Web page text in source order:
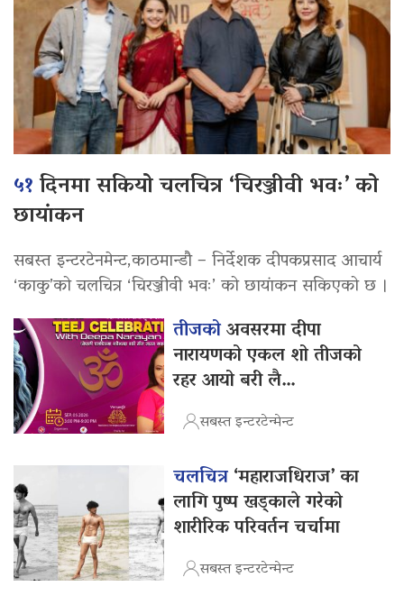
५१दिनमा सकियो चलचित्र ‘चिरञ्जीवी भवः’ को
छायांकन
सबस्त इन्टरटेनमेन्ट,काठमान्डौ – निर्देशक दीपकप्रसाद आचार्य
‘काकु’को चलचित्र ‘चिरञ्जीवी भवः’ को छायांकन सकिएको छ ।
तीजकोअवसरमा दीपा
नारायणको एकल शो तीजको
रहर आयो बरी लै…
सबस्त इन्टरटेन्मेन्ट
चलचित्र‘महाराजधिराज’ का
लागि पुष्प खड्काले गरेको
शारीरिक परिवर्तन चर्चामा
सबस्त इन्टरटेन्मेन्ट